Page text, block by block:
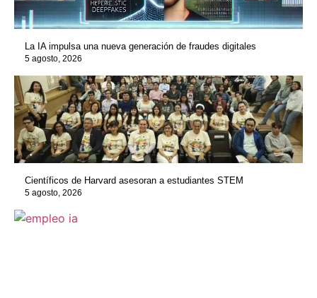
La IA impulsa una nueva generación de fraudes digitales
5 agosto, 2026
Científicos de Harvard asesoran a estudiantes STEM
5 agosto, 2026